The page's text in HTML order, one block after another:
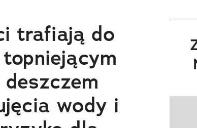
trafiają do
wody i